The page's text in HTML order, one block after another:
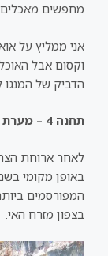
מחפשים מאכלים
אני ממליץ על
וקסום אבל
הדביק של המנגו
תחנה 4 – מערת הוויקינגים
לאחר ארוחת
באופן מקומי
המפורסמים
בצפון מזרח האי.